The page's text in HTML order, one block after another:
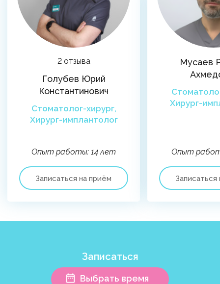
2 отзыва
Голубев Юрий
Константинович
Стоматолог-хирург,
Хирург-имплантолог
Опыт работы: 14 лет
Записаться на приём
Мусаев
Хирург-
Опыт
Записаться
Записаться
Выбрать время